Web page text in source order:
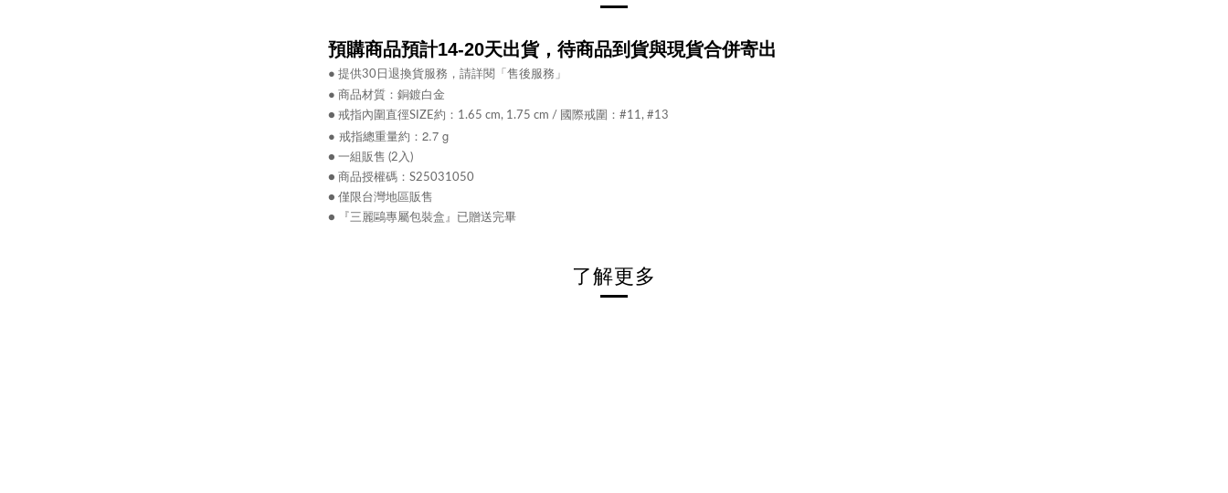
預購商品預計14-20天出貨，待商品到貨與現貨合併寄出
● 提供30日退換貨服務，請詳閱「售後服務」
● 商品材質： 銅鍍白金
● 戒指內圍直徑SIZE約：1.65 cm, 1.75 cm / 國際戒圍：#11, #13
● 戒指總重量約：2.7g
● 一組販售 (2入)
● 商品授權碼：S25031050
● 僅限台灣地區販售
● 『三麗鷗專屬包裝盒』已贈送完畢
了解更多